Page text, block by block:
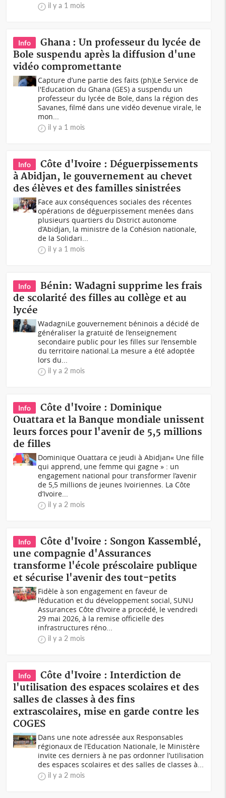
il y a 1 mois
Info
Ghana : Un professeur du lycée de
Bole suspendu après la diffusion d'une
vidéo compromettante
Capture d’une partie des faits (ph)Le Service de
l'Education du Ghana (GES) a suspendu un
professeur du lycée de Bole, dans la région des
Savanes, filmé dans une vidéo devenue virale, le
mon...
il y a 1 mois
Info
Côte d'Ivoire : Déguerpissements
à Abidjan, le gouvernement au chevet
des élèves et des familles sinistrées
Face aux conséquences sociales des récentes
opérations de déguerpissement menées dans
plusieurs quartiers du District autonome
d’Abidjan, la ministre de la Cohésion nationale,
de la Solidari...
il y a 1 mois
Info
Bénin: Wadagni supprime les frais
de scolarité des filles au collège et au
lycée
WadagniLe gouvernement béninois a décidé de
généraliser la gratuité de l’enseignement
secondaire public pour les filles sur l’ensemble
du territoire national.La mesure a été adoptée
lors du...
il y a 2 mois
Info
Côte d'Ivoire : Dominique
Ouattara et la Banque mondiale unissent
leurs forces pour l'avenir de 5,5 millions
de filles
Dominique Ouattara ce jeudi à Abidjan« Une fille
qui apprend, une femme qui gagne » : un
engagement national pour transformer l’avenir
de 5,5 millions de jeunes Ivoiriennes. La Côte
d’Ivoire...
il y a 2 mois
Info
Côte d'Ivoire : Songon Kassemblé,
une compagnie d'Assurances
transforme l'école préscolaire publique
et sécurise l'avenir des tout-petits
Fidèle à son engagement en faveur de
l’éducation et du développement social, SUNU
Assurances Côte d’Ivoire a procédé, le vendredi
29 mai 2026, à la remise officielle des
infrastructures réno...
il y a 2 mois
Info
Côte d'Ivoire : Interdiction de
l'utilisation des espaces scolaires et des
salles de classes à des fins
extrascolaires, mise en garde contre les
COGES
Dans une note adressée aux Responsables
régionaux de l’Education Nationale, le Ministère
invite ces derniers à ne pas ordonner l’utilisation
des espaces scolaires et des salles de classes à...
il y a 2 mois